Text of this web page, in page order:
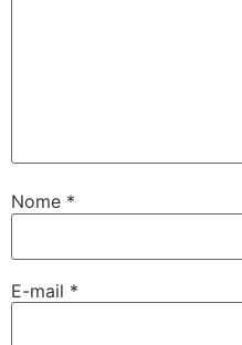
Nome *
E-mail *